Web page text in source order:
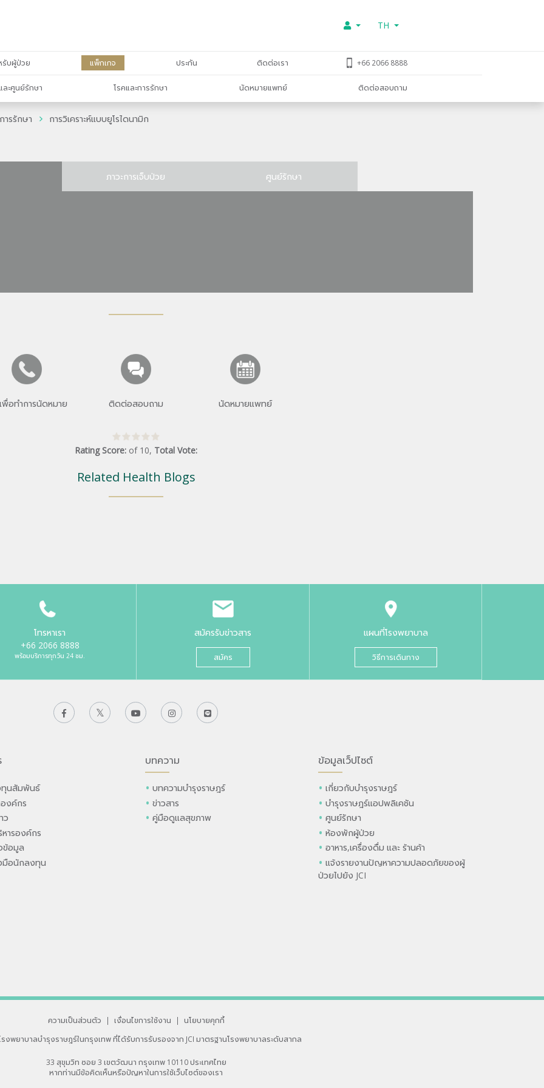
TH
รับผู้ป่วย แพ็กเกจ ประกัน ติดต่อเรา +66 2066 8888
ะศูนย์รักษา โรคและการรักษา นัดหมายแพทย์ ติดต่อสอบถาม
ารรักษา การวิเคราะห์แบบยูโรไดนามิก
ภาวะการเจ็บป่วย ศูนย์รักษา
พื่อทำการนัดหมาย ติดต่อสอบถาม นัดหมายแพทย์
Rating Score: of 10, Total Vote:
Related Health Blogs
โทรหาเรา
+66 2066 8888
พร้อมบริการทุกวัน 24 ชม.
สมัครรับข่าวสาร
สมัคร
แผนที่โรงพยาบาล
วิธีการเดินทาง
นสัมพันธ์
งค์กร
ว
หารองค์กร
ข้อมูล
มือนักลงทุน
บทความ
บทความบำรุงราษฎร์
ข่าวสาร
คู่มือดูแลสุขภาพ
ข้อมูลเว็ปไซต์
เกี่ยวกับบำรุงราษฎร์
บำรุงราษฎร์แอปพลิเคชัน
ศูนย์รักษา
ห้องพักผู้ป่วย
อาหาร,เครื่องดื่ม และ ร้านค้า
แจ้งรายงานปัญหาความปลอดภัยของผู้
ป่วยไปยัง JCI
ความเป็นส่วนตัว | เงื่อนไขการใช้งาน |
นโยบายคุกกี้
งพยาบาลบำรุงราษฎร์ในกรุงเทพที่ได้รับการรับรองจาก JCI มาตรฐานโรงพยาบาลระดับสากล
33 สุขุมวิท ซอย 3 เขตวัฒนา กรุงเทพ 10110 ประเทศไทย
หากท่านมีข้อคิดเห็นหรือปัญหาในการใช้เว็บไซต์ของเรา